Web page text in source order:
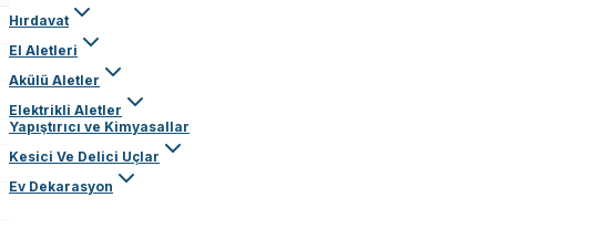
Hırdavat
El Aletleri
Akülü Aletler
Elektrikli Aletler
Yapıştırıcı ve Kimyasallar
Kesici Ve Delici Uçlar
Ev Dekarasyon